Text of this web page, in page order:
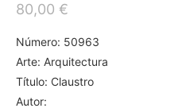
80,00 €
Número: 50963
Arte: Arquitectura
Título: Claustro
Autor: